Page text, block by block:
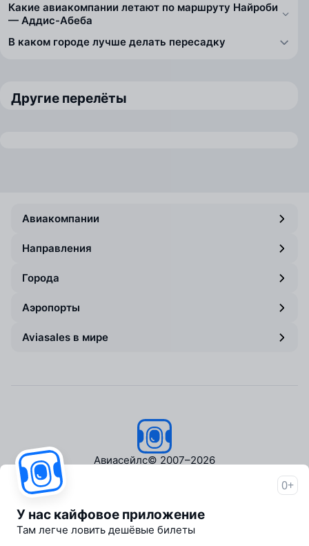
Какие авиакомпании летают по маршруту Найроби
— Аддис-Абеба
В каком городе лучше делать пересадку
Другие перелёты
Авиакомпании
Направления
Города
Аэропорты
Aviasales в мире
Авиасейлс© 2007–2026
Пресс‑центр
Travelpayouts
Партнёрская программа
0+
У нас кайфовое приложение
Там легче ловить дешёвые билеты